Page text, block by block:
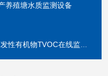
养殖塘水质监测设备
有机物TVOC在线监测系统